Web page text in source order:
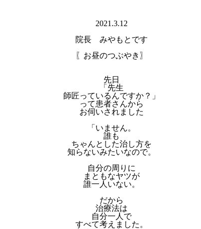
2021.3.12
院長 みやもとです
〖お昼のつぶやき〗
先日
「先生
師匠っているんですか？」
って患者さんから
お伺いされました
「いません。
誰も
ちゃんとした治し方を
知らないみたいなので。
自分の周りに
まともなヤツが
誰一人いない。
だから
治療法は
自分一人で
すべて考えました。